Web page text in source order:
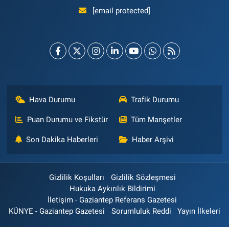
[email protected]
Hava Durumu Trafik Durumu
Puan Durumu ve Fikstür Tüm Manşetler
Son Dakika Haberleri Haber Arşivi
Gizlilik Koşulları
Gizlilik Sözleşmesi
Hukuka Aykırılık Bildirimi
İletişim - Gaziantep Referans Gazetesi
KÜNYE - Gaziantep Gazetesi
Sorumluluk Reddi Yayın İlkeleri